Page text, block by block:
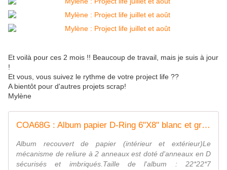
Et voilà pour ces 2 mois !! Beaucoup de travail, mais je suis à jour
!
Et vous, vous suivez le rythme de votre project life ??
A bientôt pour d'autres projets scrap!
Mylène
COA68G : Album papier D-Ring 6"X8" blanc et gris fee du scrap
Album recouvert de papier (intérieur et extérieur)Le
mécanisme de reliure à 2 anneaux est doté d'anneaux en D
sécurisés et imbriqués.Taille de l'album : 22*22*7